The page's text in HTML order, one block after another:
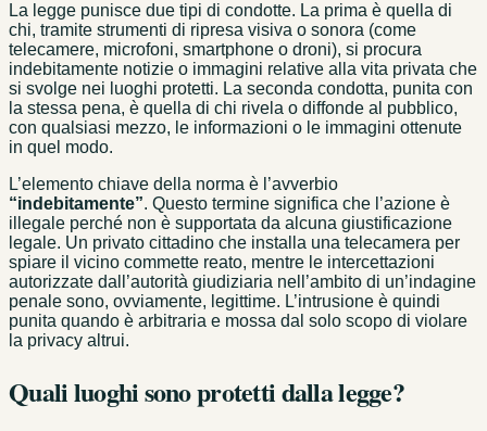
La legge punisce due tipi di condotte. La prima è quella di
chi, tramite strumenti di ripresa visiva o sonora (come
telecamere, microfoni, smartphone o droni), si procura
indebitamente notizie o immagini relative alla vita privata che
si svolge nei luoghi protetti. La seconda condotta, punita con
la stessa pena, è quella di chi rivela o diffonde al pubblico,
con qualsiasi mezzo, le informazioni o le immagini ottenute
in quel modo.
L’elemento chiave della norma è l’avverbio
“indebitamente”. Questo termine significa che l’azione è
illegale perché non è supportata da alcuna giustificazione
legale. Un privato cittadino che installa una telecamera per
spiare il vicino commette reato, mentre le intercettazioni
autorizzate dall’autorità giudiziaria nell’ambito di un’indagine
penale sono, ovviamente, legittime. L’intrusione è quindi
punita quando è arbitraria e mossa dal solo scopo di violare
la privacy altrui.
Quali luoghi sono protetti dalla legge?